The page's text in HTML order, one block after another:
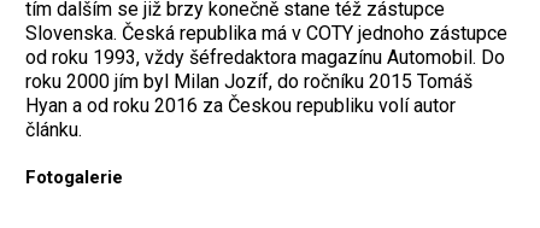
tím dalším se již brzy konečně stane též zástupce
Slovenska. Česká republika má v COTY jednoho zástupce
od roku 1993, vždy šéfredaktora magazínu Automobil. Do
roku 2000 jím byl Milan Jozíf, do ročníku 2015 Tomáš
Hyan a od roku 2016 za Českou republiku volí autor
článku.
Fotogalerie